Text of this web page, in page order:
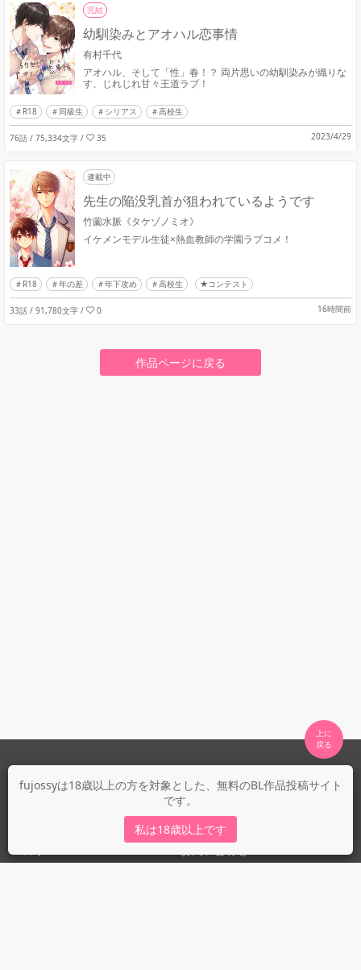
fujossyは18歳以上の方を対象とした、無料のBL作品投稿サイト
です。
私は18歳以上です
完結
幼馴染みとアオハル恋事情
有村千代
アオハル、そして「性」春！？ 両片思いの幼馴染みが織りな
す、じれじれ甘々王道ラブ！
R18 同級生 シリアス 高校生
76話 / 75,334文字 / 35 2023/4/29
連載中
先生の陥没乳首が狙われているようです
竹薗水脈《タケゾノミオ》
イケメンモデル生徒×熱血教師の学園ラブコメ！
R18 年の差 年下攻め 高校生 ★コンテスト
33話 / 91,780文字 / 0 16時間前
作品ページに戻る
上に
fujossyについて
fujossy運営ブログ